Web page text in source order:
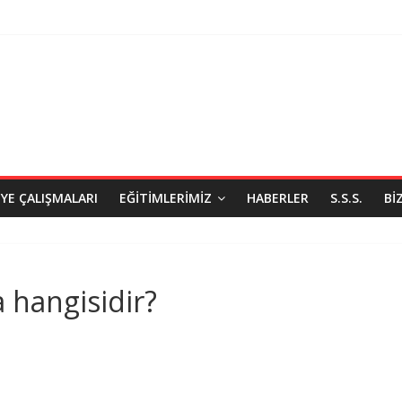
ÇALIŞMALARI EĞITIMLERIMIZ HABERLER S.S.S.
hangisidir?